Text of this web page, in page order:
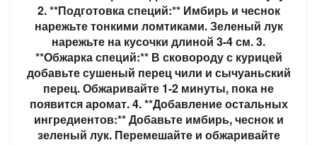
2. **Подготовка специй:** Имбирь и чеснок
нарежьте тонкими ломтиками. Зеленый лук
нарежьте на кусочки длиной 3-4 см. 3.
**Обжарка специй:** В сковороду с курицей
добавьте сушеный перец чили и сычуаньский
перец. Обжаривайте 1-2 минуты, пока не
появится аромат. 4. **Добавление остальных
ингредиентов:** Добавьте имбирь, чеснок и
зеленый лук. Перемешайте и обжаривайте